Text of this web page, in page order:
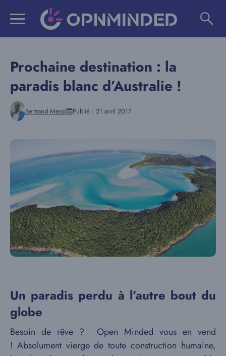
Prochaine destination : la
paradis blanc d’Australie !
Bertrand Messi Publié : 21 avril 2017
Un paradis perdu à l’autre bout du
globe
Besoin de rêve ? Open Minded vous en vend
! Absolument vierge de toute construction humaine,